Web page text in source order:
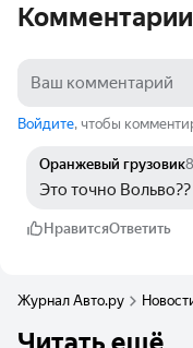
Комментарии
Войдите, чтобы
Оранжевый грузовик
Это точно Вольво??
НравитсяОтветить
Журнал Авто.ру